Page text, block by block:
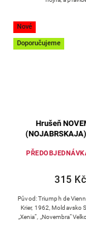
Nové
Doporučujeme
Hrušeň
315 Kč
Původ: Triumph de
Krier, 1962, Moldavsko
„Xenia“,